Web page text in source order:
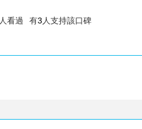
人看過 有3 人支持該口碑